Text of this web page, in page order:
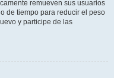
remueven sus usuarios
de tiempo para reducir el peso
y participe de las